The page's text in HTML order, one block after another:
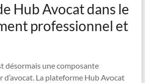
Hub Avocat dans le
professionnel et
désormais une composante
d’avocat. La plateforme Hub Avocat